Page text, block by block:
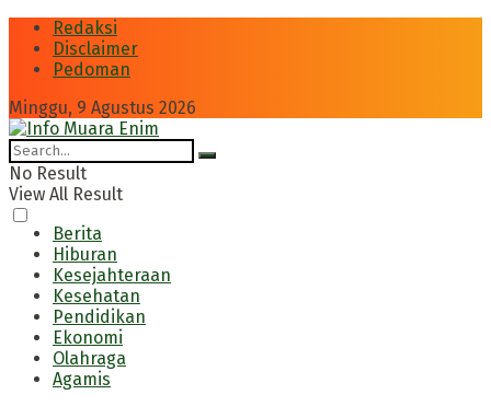
Redaksi
Disclaimer
Pedoman
Minggu, 9 Agustus 2026
No Result
View All Result
Berita
Hiburan
Kesejahteraan
Kesehatan
Pendidikan
Ekonomi
Olahraga
Agamis